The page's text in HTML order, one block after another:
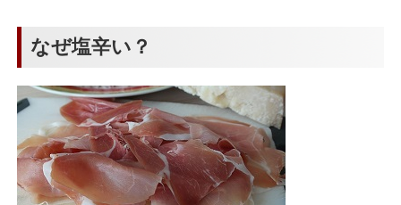
なぜ塩辛い？